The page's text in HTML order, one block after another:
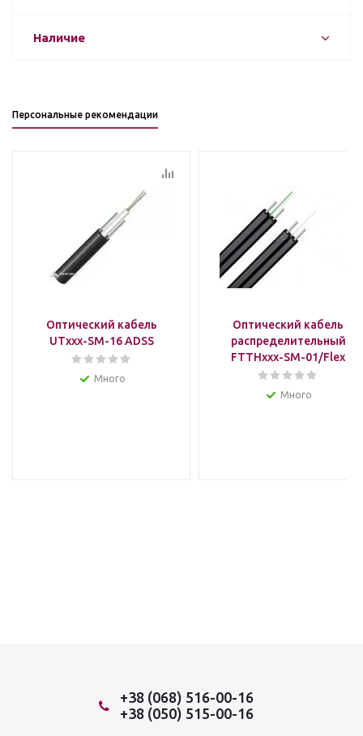
Наличие
Персональные рекомендации
Оптический кабель
UTxxx-SM-16 ADSS
Много
Оптический кабель
распределительный
FTTHxxx-SM-01/Flex
Много
+38 (068) 516-00-16
+38 (050) 515-00-16